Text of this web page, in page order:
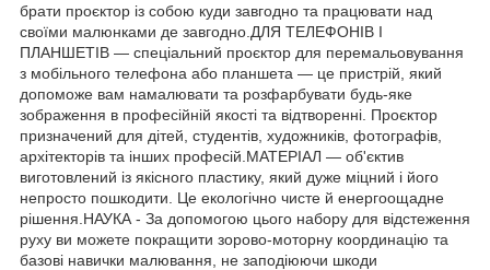
брати проєктор із собою куди завгодно та працювати над
своїми малюнками де завгодно.ДЛЯ ТЕЛЕФОНІВ І
ПЛАНШЕТІВ — спеціальний проєктор для перемальовування
з мобільного телефона або планшета — це пристрій, який
допоможе вам намалювати та розфарбувати будь-яке
зображення в професійній якості та відтворенні. Проєктор
призначений для дітей, студентів, художників, фотографів,
архітекторів та інших професій.МАТЕРІАЛ — об'єктив
виготовлений із якісного пластику, який дуже міцний і його
непросто пошкодити. Це екологічно чисте й енергоощадне
рішення.НАУКА - За допомогою цього набору для відстеження
руху ви можете покращити зорово-моторну координацію та
базові навички малювання, не заподіюючи шкоди